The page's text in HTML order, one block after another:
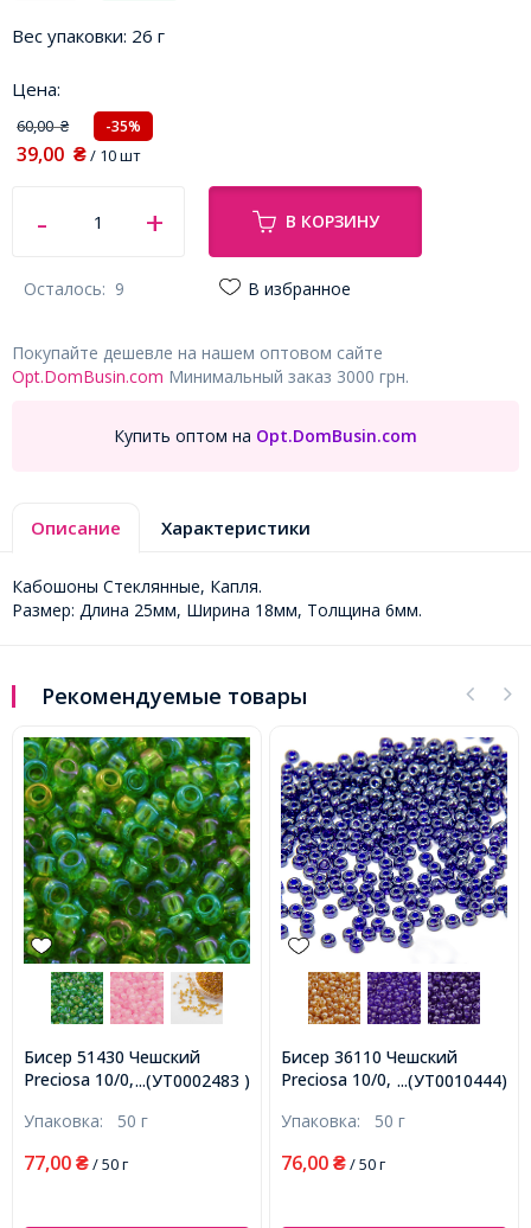
Вес упаковки: 26 г
Цена:
60,00₴ -35%
39,00 ₴/ 10 шт
В КОРЗИНУ
Осталось: 9 В избранное
Покупайте дешевле на нашем оптовом сайте
Opt.DomBusin.com Минимальный заказ 3000 грн.
Купить оптом на Opt.DomBusin.com
Описание Характеристики
Кабошоны Стеклянные, Капля.
Размер: Длина 25мм, Ширина 18мм, Толщина 6мм.
Рекомендуемые товары
...(УТ0002483 )
Бисер 51430 Чешский
Preciosa 10/0, Прозрачный
Круглый, (УТ0002483)
Упаковка: 50 г
77,00 ₴/ 50 г
...(УТ0010444)
Бисер 36110 Чешский
Preciosa 10/0, Прозрачный
Круглый, (УТ0010444)
Упаковка: 50 г
76,00 ₴/ 50 г